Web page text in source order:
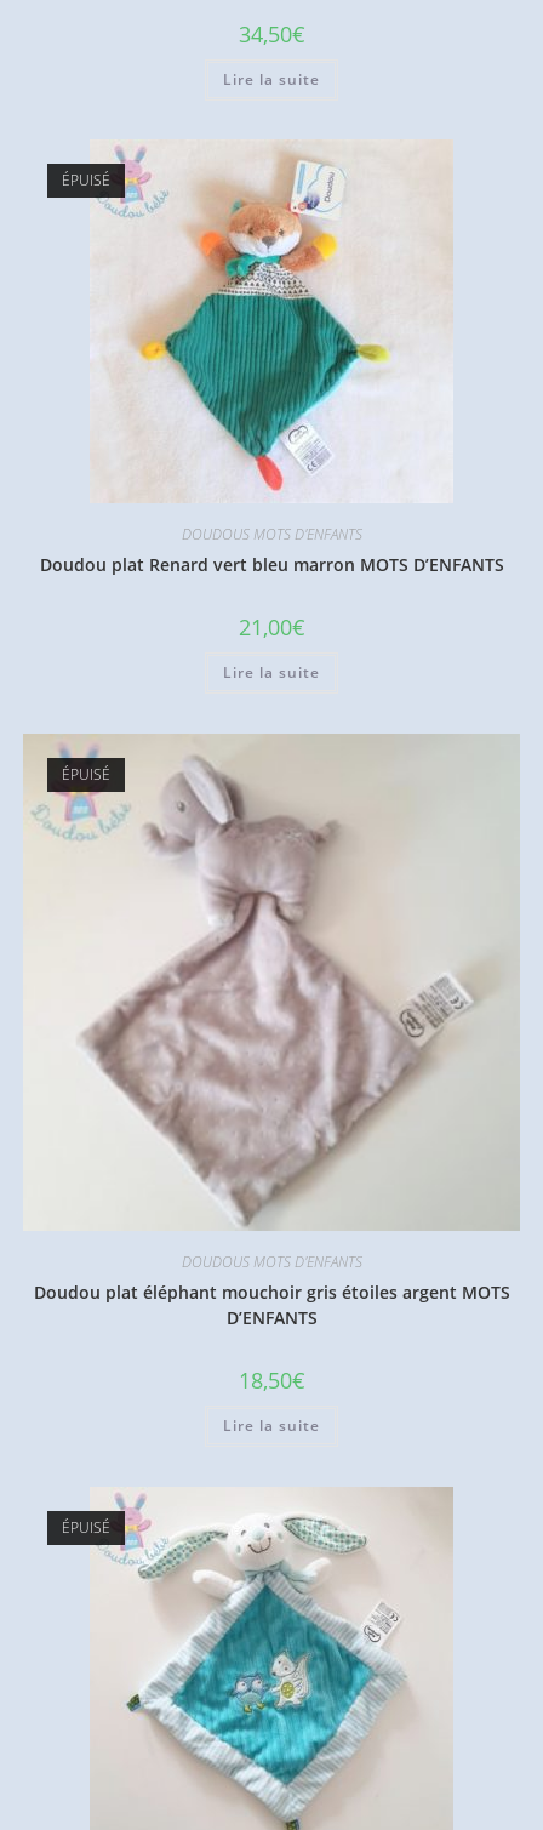
34,50€
Lire la suite
ÉPUISÉ
DOUDOUS MOTS D'ENFANTS
Doudou plat Renard vert bleu marron MOTS D’ENFANTS
21,00€
Lire la suite
ÉPUISÉ
DOUDOUS MOTS D'ENFANTS
Doudou plat éléphant mouchoir gris étoiles argent MOTS
D’ENFANTS
18,50€
Lire la suite
ÉPUISÉ